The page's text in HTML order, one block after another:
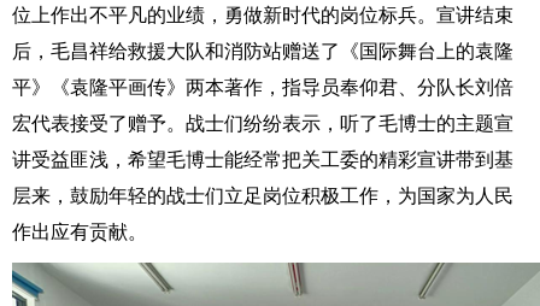
位上作出不平凡的业绩，勇做新时代的岗位标兵。宣讲结束
后，毛昌祥给救援大队和消防站赠送了《国际舞台上的袁隆
平》《袁隆平画传》两本著作，指导员奉仰君、分队长刘倍
宏代表接受了赠予。战士们纷纷表示，听了毛博士的主题宣
讲受益匪浅，希望毛博士能经常把关工委的精彩宣讲带到基
层来，鼓励年轻的战士们立足岗位积极工作，为国家为人民
作出应有贡献。